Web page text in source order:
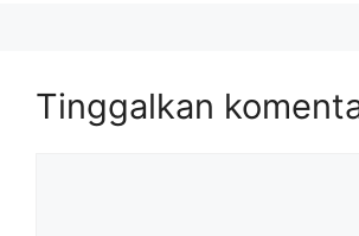
Tinggalkan